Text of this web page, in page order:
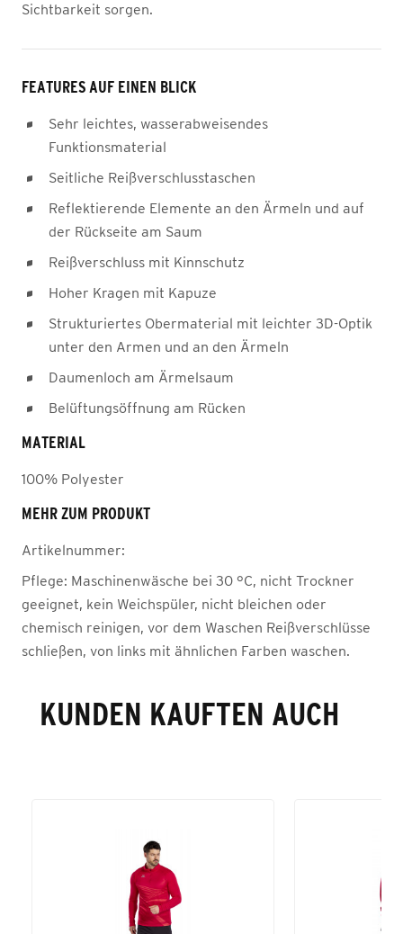
Sichtbarkeit sorgen.
FEATURES AUF EINEN BLICK
Sehr leichtes, wasserabweisendes
Funktionsmaterial
Seitliche Reißverschlusstaschen
Reflektierende Elemente an den Ärmeln und auf
der Rückseite am Saum
Reißverschluss mit Kinnschutz
Hoher Kragen mit Kapuze
Strukturiertes Obermaterial mit leichter 3D-Optik
unter den Armen und an den Ärmeln
Daumenloch am Ärmelsaum
Belüftungsöffnung am Rücken
MATERIAL
100% Polyester
MEHR ZUM PRODUKT
Artikelnummer:
Pflege: Maschinenwäsche bei 30 °C, nicht Trockner
geeignet, kein Weichspüler, nicht bleichen oder
chemisch reinigen, vor dem Waschen Reißverschlüsse
schließen, von links mit ähnlichen Farben waschen.
KUNDEN KAUFTEN AUCH